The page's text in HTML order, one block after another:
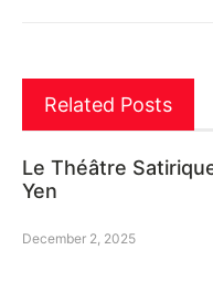
Related Posts
Le Théâtre
Yen
December 2, 2025